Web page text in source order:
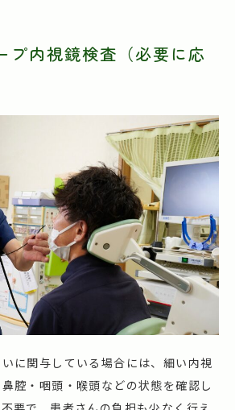
プ内視鏡検査（必要に応
に関与している場合には、細い内視
腔・咽頭・喉頭などの状態を確認し